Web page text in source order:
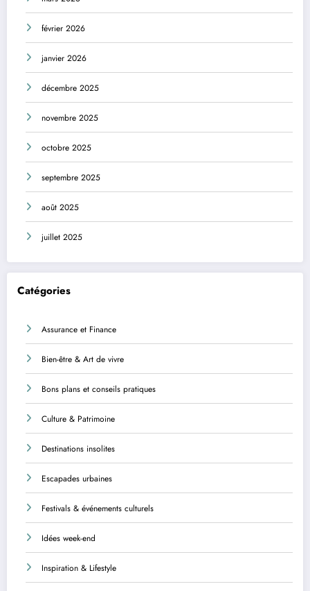
février 2026
janvier 2026
décembre 2025
novembre 2025
octobre 2025
septembre 2025
août 2025
juillet 2025
Catégories
Assurance et Finance
Bien-être & Art de vivre
Bons plans et conseils pratiques
Culture & Patrimoine
Destinations insolites
Escapades urbaines
Festivals & événements culturels
Idées week-end
Inspiration & Lifestyle